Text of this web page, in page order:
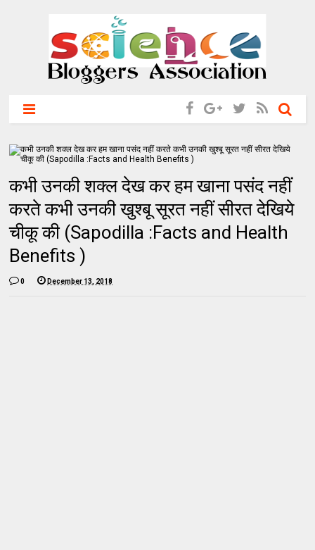
कभी उनकी शक्ल देख कर हम खाना पसंद नहीं
करते कभी उनकी खुश्बू सूरत नहीं सीरत देखिये
चीकू की (Sapodilla :Facts and Health
Benefits )
0 December 13, 2018